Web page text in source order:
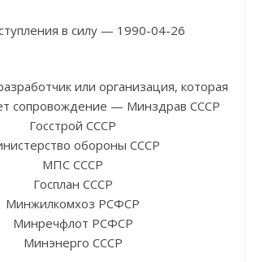
в силу — 1990-04-26
или организация, которая
сопровождение — Минздрав СССР
Госстрой СССР
обороны СССР
МПС СССР
Госплан СССР
Минжилкомхоз РСФСР
Минречфлот РСФСР
Минэнерго СССР